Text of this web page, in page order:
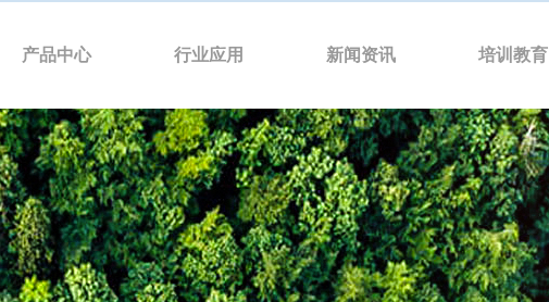
产品中心 行业应用 新闻资讯 培训教育